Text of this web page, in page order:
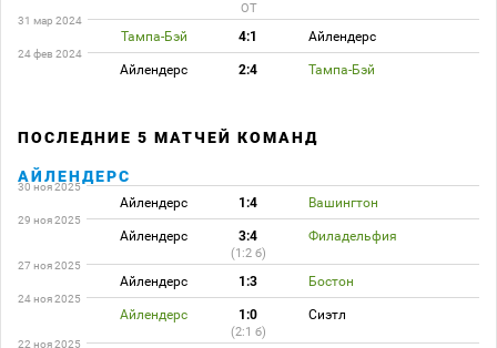
ОТ
31 мар 2024
Тампа-Бэй 4:1 Айлендерс
24 фев 2024
Айлендерс 2:4 Тампа-Бэй
ПОСЛЕДНИЕ 5 МАТЧЕЙ КОМАНД
АЙЛЕНДЕРС
30 ноя 2025
Айлендерс 1:4 Вашингтон
29 ноя 2025
Айлендерс 3:4 Филадельфия
(1:2 б)
27 ноя 2025
Айлендерс 1:3 Бостон
24 ноя 2025
Айлендерс 1:0 Сиэтл
(2:1 б)
22 ноя 2025